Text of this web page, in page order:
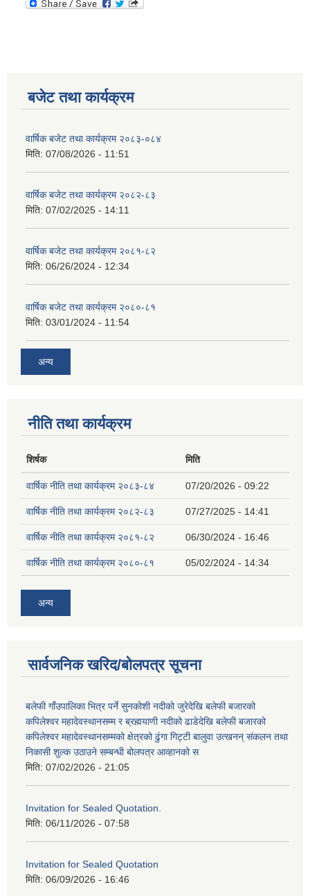
बजेट तथा कार्यक्रम
वार्षिक बजेट तथा कार्यक्रम २०८३-०८४
मिति: 07/08/2026 - 11:51
वार्षिक बजेट तथा कार्यक्रम २०८२-८३
मिति: 07/02/2025 - 14:11
वार्षिक बजेट तथा कार्यक्रम २०८१-८२
मिति: 06/26/2024 - 12:34
वार्षिक बजेट तथा कार्यक्रम २०८०-८१
मिति: 03/01/2024 - 11:54
अन्य
नीति तथा कार्यक्रम
शिर्षक मिति
वार्षिक नीति तथा कार्यक्रम २०८३-८४ 07/20/2026 - 09:22
वार्षिक नीति तथा कार्यक्रम २०८२-८३ 07/27/2025 - 14:41
वार्षिक नीति तथा कार्यक्रम २०८१-८२ 06/30/2024 - 16:46
वार्षिक नीति तथा कार्यक्रम २०८०-८१ 05/02/2024 - 14:34
अन्य
सार्वजनिक खरिद/बोलपत्र सूचना
बलेफी गाँउपालिका भित्र पर्ने सुनकोशी नदीको जुरेदेखि बलेफी बजारको
कपिलेश्वर महादेवस्थानसम्म र ब्रह्मयाणी नदीको ढाडेदेखि बलेफी बजारको
कपिलेश्वर महादेवस्थानसम्मको क्षेत्रको ढुंगा गिट्टी बालुवा उत्खनन् संकलन तथा
निकासी शुल्क उठाउने सम्बन्धी बोलपत्र आव्हानको स
मिति: 07/02/2026 - 21:05
Invitation for Sealed Quotation.
मिति: 06/11/2026 - 07:58
Invitation for Sealed Quotation
मिति: 06/09/2026 - 16:46